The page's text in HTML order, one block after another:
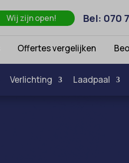
Bel: 070
Wij zijn open!
Offertes vergelijken
Verlichting Laadpaal